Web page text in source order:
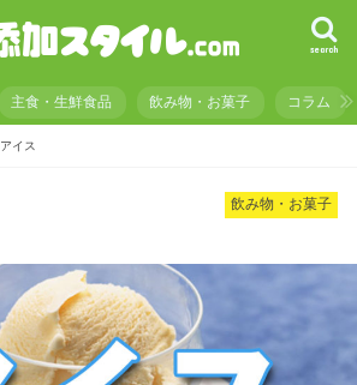
search
主食・生鮮食品 飲み物・お菓子 コラム
アイス
飲み物・お菓子